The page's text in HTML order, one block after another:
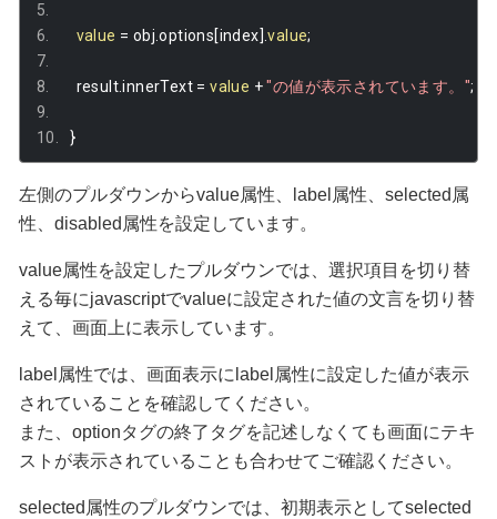
value = obj.options[index].value;
    result
.innerText = value + "の値が表示されています。";
}
左側のプルダウンからvalue属性、label属性、selected属
性、disabled属性を設定しています。
value属性を設定したプルダウンでは、選択項目を切り替
える毎にjavascriptでvalueに設定された値の文言を切り替
えて、画面上に表示しています。
label属性では、画面表示にlabel属性に設定した値が表示
されていることを確認してください。
また、optionタグの終了タグを記述しなくても画面にテキ
ストが表示されていることも合わせてご確認ください。
selected属性のプルダウンでは、初期表示としてselected